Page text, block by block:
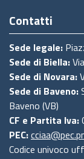
Contatti
Sede legale:
Sede di Biella:
Sede di Novara:
Sede di Baveno:
Baveno (VB)
CF e Partita Iva:
PEC:
Codice univoco